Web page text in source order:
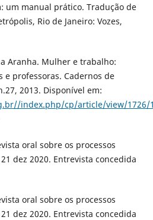
um manual prático. Tradução de
Rio de Janeiro: Vozes,
Aranha. Mulher e trabalho:
professoras. Cadernos de
2013. Disponível em:
index.php/cp/article/view/1726/
oral sobre os processos
dez 2020. Entrevista concedida
oral sobre os processos
dez 2020. Entrevista concedida